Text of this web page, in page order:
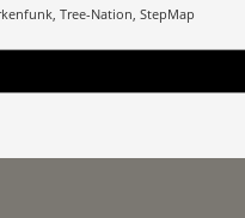
Tree-Nation, StepMap